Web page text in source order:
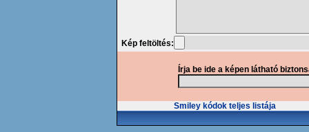
Kép feltöltés:
Írja be ide a képen látható
Smiley kódok teljes listája